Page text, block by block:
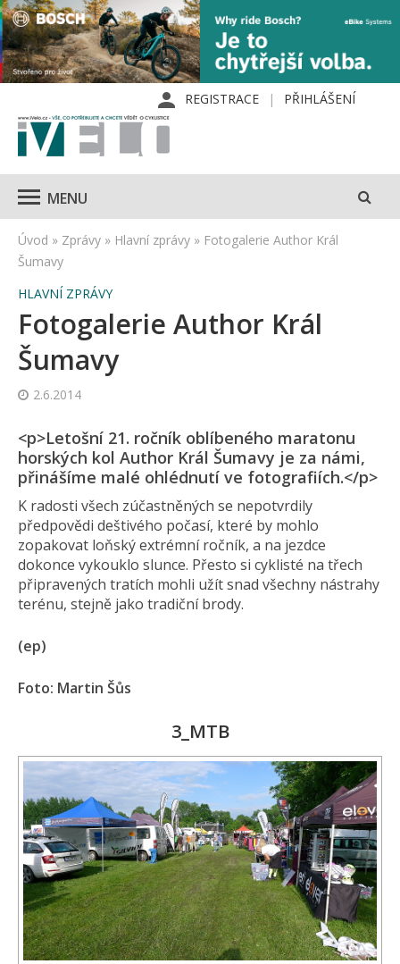
REGISTRACE PŘIHLÁŠENÍ
MENU
Úvod » Zprávy » Hlavní zprávy » Fotogalerie Author Král
Šumavy
HLAVNÍ ZPRÁVY
Fotogalerie Author Král
Šumavy
2.6.2014
<p>Letošní 21. ročník oblíbeného maratonu
horských kol Author Král Šumavy je za námi,
přinášíme malé ohlédnutí ve fotografiích.</p>
K radosti všech zúčastněných se nepotvrdily
předpovědi deštivého počasí, které by mohlo
zopakovat loňský extrémní ročník, a na jezdce
dokonce vykouklo slunce. Přesto si cyklisté na třech
připravených tratích mohli užít snad všechny nástrahy
terénu, stejně jako tradiční brody.
(ep)
Foto: Martin Šůs
3_MTB